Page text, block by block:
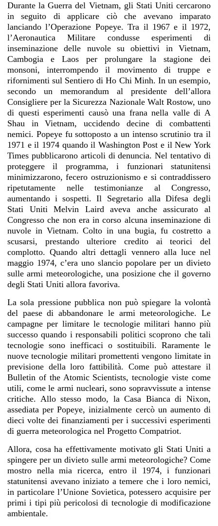
Durante la Guerra del Vietnam, gli Stati Uniti cercarono
in seguito di applicare ciò che avevano imparato
lanciando l’Operazione Popeye. Tra il 1967 e il 1972,
l’Aeronautica Militare condusse esperimenti di
inseminazione delle nuvole su obiettivi in Vietnam,
Cambogia e Laos per prolungare la stagione dei
monsoni, interrompendo il movimento di truppe e
rifornimenti sul Sentiero di Ho Chi Minh. In un esempio,
secondo un memorandum al presidente dell’allora
Consigliere per la Sicurezza Nazionale Walt Rostow, uno
di questi esperimenti causò una frana nella valle di A
Shau in Vietnam, uccidendo decine di combattenti
nemici. Popeye fu sottoposto a un intenso scrutinio tra il
1971 e il 1974 quando il Washington Post e il New York
Times pubblicarono articoli di denuncia. Nel tentativo di
proteggere il programma, i funzionari statunitensi
minimizzarono, fecero ostruzionismo e si contraddissero
ripetutamente nelle testimonianze al Congresso,
aumentando i sospetti. Il Segretario alla Difesa degli
Stati Uniti Melvin Laird aveva anche assicurato al
Congresso che non era in corso alcuna inseminazione di
nuvole in Vietnam. Colto in una bugia, fu costretto a
scusarsi, prestando ulteriore credito ai teorici del
complotto. Quando altri dettagli vennero alla luce nel
maggio 1974, c’era uno slancio popolare per un divieto
sulle armi meteorologiche, una posizione che il governo
degli Stati Uniti allora favoriva.
La sola pressione pubblica non può spiegare la volontà
del paese di abbandonare le armi meteorologiche. Le
campagne per limitare le tecnologie militari hanno più
successo quando i responsabili politici scoprono che tali
tecnologie sono inefficaci o sostituibili. Raramente le
nuove tecnologie militari promettenti vengono limitate in
previsione della loro fattibilità. Come può attestare il
Bulletin of the Atomic Scientists, tecnologie viste come
utili, come le armi nucleari, sono sopravvissute a intense
critiche. Allo stesso modo, la Casa Bianca di Nixon,
assediata per Popeye, inizialmente cercò un aumento di
dieci volte dei finanziamenti per i successivi esperimenti
di guerra meteorologica nel Progetto Compatriot.
Allora, cosa ha effettivamente motivato gli Stati Uniti a
spingere per un divieto sulle armi meteorologiche? Come
mostro nella mia ricerca, entro il 1974, i funzionari
statunitensi avevano iniziato a temere che i loro nemici,
in particolare l’Unione Sovietica, potessero acquisire per
primi i tipi più pericolosi di tecnologie di modificazione
ambientale.